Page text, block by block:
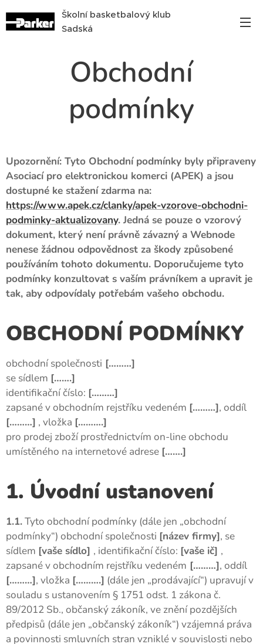
Školní basketbalový klub
Sadská
Obchodní
podmínky
Upozornění: Tyto Obchodní podmínky byly připraveny
Asociací pro elektronickou komerci (APEK) a jsou
dostupné ke stažení zdarma na:
https://www.apek.cz/clanky/apek-vzorove-obchodni-
podminky-aktualizovany. Jedná se pouze o vzorový
dokument, který není právně závazný a Webnode
nenese žádnou odpovědnost za škody způsobené
používáním tohoto dokumentu. Doporučujeme tyto
podmínky konzultovat s vaším právníkem a upravit je
tak, aby odpovídaly potřebám vašeho obchodu.
OBCHODNÍ PODMÍNKY
obchodní společnosti [………]
se sídlem […….]
identifikační číslo: [………]
zapsané v obchodním rejstříku vedeném [………], oddíl
[………] , vložka [……….]
pro prodej zboží prostřednictvím on-line obchodu
umístěného na internetové adrese […….]
1. Úvodní ustanovení
1.1.Tyto obchodní podmínky (dále jen „obchodní
podmínky“) obchodní společnosti [název firmy], se
sídlem [vaše sídlo] , identifikační číslo: [vaše ič] ,
zapsané v obchodním rejstříku vedeném [………], oddíl
[………], vložka [……….] (dále jen „prodávající“) upravují v
souladu s ustanovením § 1751 odst. 1 zákona č.
89/2012 Sb., občanský zákoník, ve znění pozdějších
předpisů (dále jen „občanský zákoník“) vzájemná práva
a povinnosti smluvních stran vzniklé v souvislosti nebo